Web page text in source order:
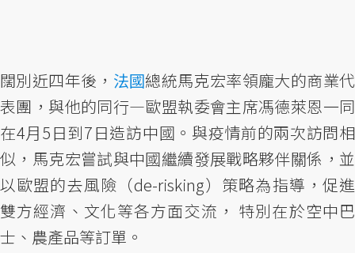
闊別近四年後， 法國總統馬克宏率領龐大的商業代
表團，與他的同行—歐盟執委會主席馮德萊恩一同
在4月5日到7日造訪中國。與疫情前的兩次訪問相
似，馬克宏嘗試與中國繼續發展戰略夥伴關係，並
以歐盟的去風險（de-risking）策略為指導，促進
雙方經濟、文化等各方面交流， 特別在於空中巴
士、農產品等訂單。